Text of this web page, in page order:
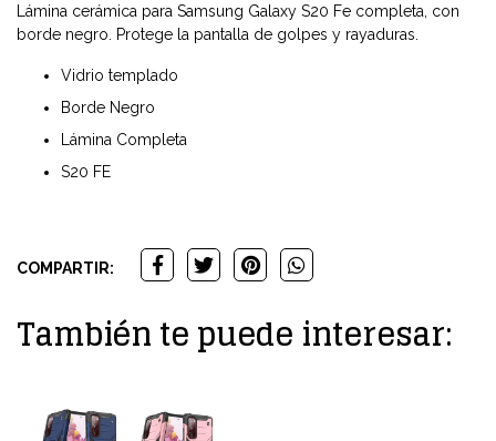
Lámina cerámica para Samsung Galaxy S20 Fe completa, con
borde negro. Protege la pantalla de golpes y rayaduras.
Vidrio templado
Borde Negro
Lámina Completa
S20 FE
COMPARTIR:
También te puede interesar: